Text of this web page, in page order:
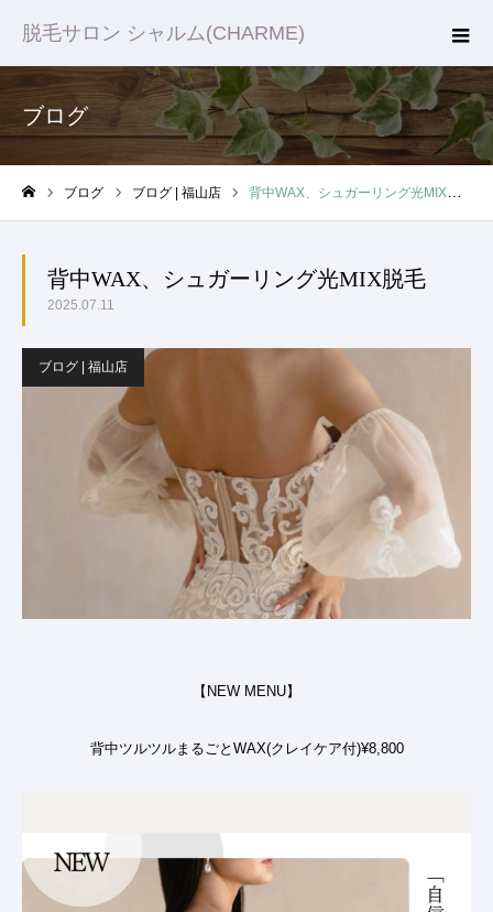
脱毛サロン シャルム(CHARME)
ブログ
ブログ ブログ | 福山店 背中WAX、シュガーリング光MIX脱毛
背中WAX、シュガーリング光MIX脱毛
2025.07.11
ブログ | 福山店
【NEW MENU】
背中ツルツルまるごとWAX(クレイケア付)¥8,800